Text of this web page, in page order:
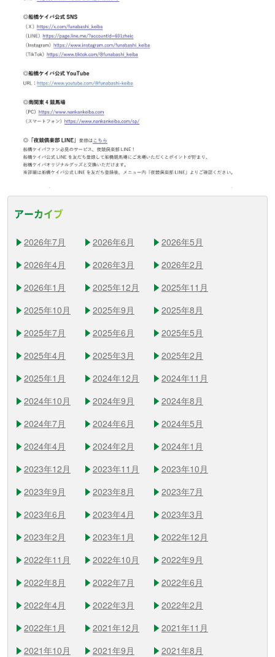
アーカイブ
2026年7月 2026年6月
2026年5月
2026年4月
2026年3月
2026年2月
2026年1月
2025年12月
2025年11月
2025年10月
2025年9月
2025年8月
2025年7月
2025年6月
2025年5月
2025年4月
2025年3月
2025年2月
2025年1月
2024年12月
2024年11月
2024年10月
2024年9月
2024年8月
2024年7月
2024年6月
2024年5月
2024年4月
2024年2月
2024年1月
2023年12月
2023年11月
2023年10月
2023年9月
2023年8月
2023年7月
2023年6月
2023年4月
2023年3月
2023年2月
2023年1月
2022年12月
2022年11月
2022年10月
2022年9月
2022年8月
2022年7月
2022年6月
2022年4月
2022年3月
2022年2月
2022年1月
2021年12月
2021年11月
2021年10月
2021年9月
2021年8月